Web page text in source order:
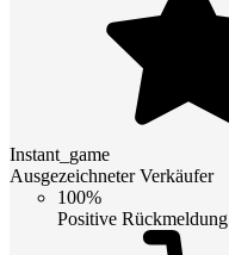
Instant_game
Ausgezeichneter Verkäufer
100%
Positive Rückmeldung